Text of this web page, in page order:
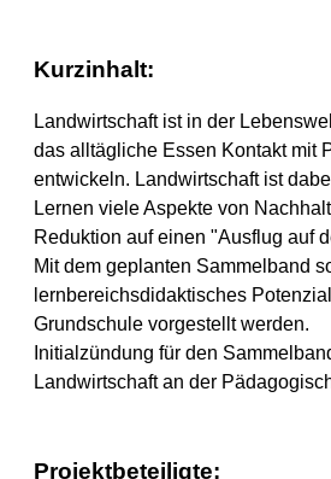
Kurzinhalt:
Landwirtschaft ist in der
das alltägliche Essen Kontakt mit
entwickeln. Landwirtschaft ist
Lernen viele Aspekte von
Reduktion auf einen "Ausflug auf
Mit dem geplanten Sammelband
lernbereichsdidaktisches
Grundschule vorgestellt werden.
Initialzündung für den
Landwirtschaft an der
Projektbeteiligte: